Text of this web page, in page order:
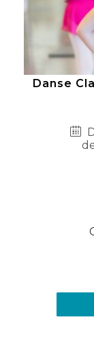
Danse